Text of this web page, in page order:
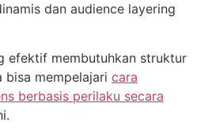
dan audience layering
efektif membutuhkan struktur
bisa mempelajari cara
berbasis perilaku secara